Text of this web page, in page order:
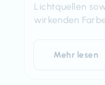
Lichtquellen
wirkenden
Mehr lesen